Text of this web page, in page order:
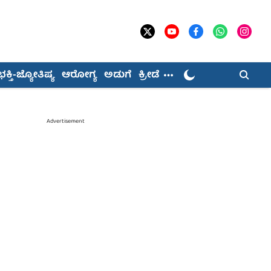
ಜ್ಯೋತಿಷ್ಯ ಆರೋಗ್ಯ ಅಡುಗೆ ಕ್ರೀಡೆ
Advertisement